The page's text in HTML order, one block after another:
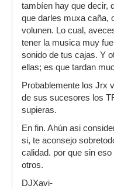
tambíen hay que decir,
que darles muxa caña,
volunen. Lo cual,
tener la musica muy
sonido de tus cajas. Y
ellas; es que tardan
Probablemente los Jrx
de sus sucesores los
supieras.
En fin. Ahún asi
si, te aconsejo
calidad. por que sin
otros.
DJXavi-